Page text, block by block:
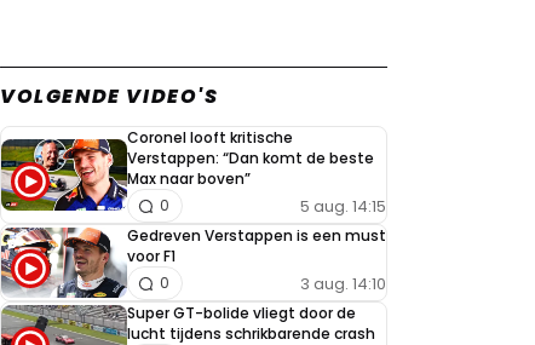
VOLGENDE VIDEO'S
Coronel looft kritische
Verstappen: “Dan komt de beste
Max naar boven”
5 aug. 14:15
0
Gedreven Verstappen is een must
voor F1
3 aug. 14:10
0
Super GT-bolide vliegt door de
lucht tijdens schrikbarende crash